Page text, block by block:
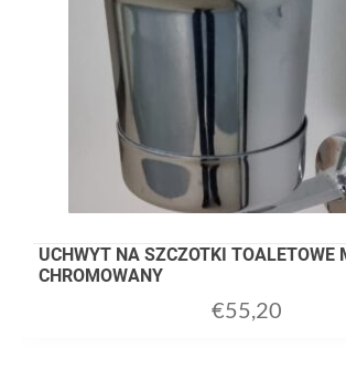
UCHWYT NA SZCZOTKI TOALETOWE
CHROMOWANY
€55,20